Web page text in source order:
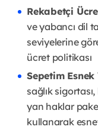
Rekabetçi
ve yabancı dil
seviyelerine
ücret politikası
Sepetim
sağlık
yan haklar
kullanarak